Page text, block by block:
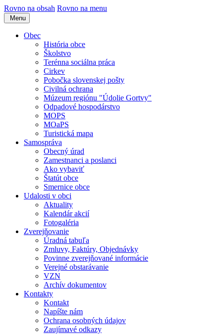
Rovno na obsah Rovno na menu
Menu
Obec
História obce
Školstvo
Terénna sociálna práca
Cirkev
Pobočka slovenskej pošty
Civilná ochrana
Múzeum regiónu "Údolie Gortvy"
Odpadové hospodárstvo
MOPS
MOaPS
Turistická mapa
Samospráva
Obecný úrad
Zamestnanci a poslanci
Ako vybaviť
Štatút obce
Smernice obce
Udalosti v obci
Aktuality
Kalendár akcií
Fotogaléria
Zverejňovanie
Úradná tabuľa
Zmluvy, Faktúry, Objednávky
Povinne zverejňované informácie
Verejné obstarávanie
VZN
Archív dokumentov
Kontakty
Kontakt
Napíšte nám
Ochrana osobných údajov
Zaujímavé odkazy